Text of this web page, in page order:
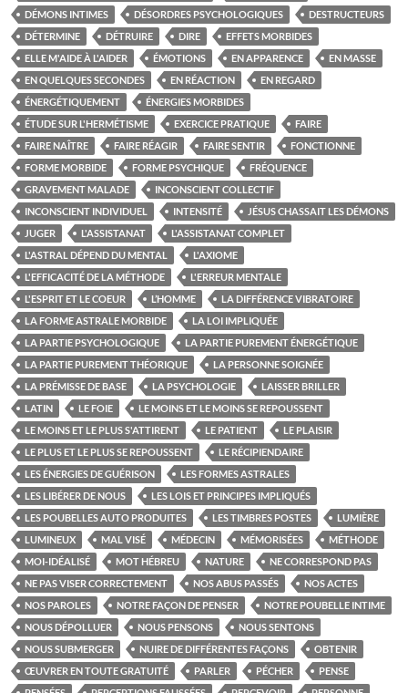
DÉMONS INTIMES DÉSORDRES PSYCHOLOGIQUES
DESTRUCTEURS
DÉTERMINE
DÉTRUIRE DIRE
EFFETS MORBIDES
ELLE M'AIDE À L'AIDER
ÉMOTIONS EN APPARENCE
EN MASSE
EN QUELQUES SECONDES
EN RÉACTION
EN REGARD
ÉNERGÉTIQUEMENT
ÉNERGIES MORBIDES
ÉTUDE SUR L'HERMÉTISME
EXERCICE PRATIQUE
FAIRE
FAIRE NAÎTRE
FAIRE RÉAGIR FAIRE SENTIR
FONCTIONNE
FORME MORBIDE
FORME PSYCHIQUE
FRÉQUENCE
GRAVEMENT MALADE
INCONSCIENT COLLECTIF
INCONSCIENT INDIVIDUEL
INTENSITÉ
JÉSUS CHASSAIT LES DÉMONS
JUGER
L'ASSISTANAT
L'ASSISTANAT COMPLET
L'ASTRAL DÉPEND DU MENTAL
L'AXIOME
L'EFFICACITÉ DE LA MÉTHODE
L'ERREUR MENTALE
L'ESPRIT ET LE COEUR
L’HOMME
LA DIFFÉRENCE VIBRATOIRE
LA FORME ASTRALE MORBIDE
LA LOI IMPLIQUÉE
LA PARTIE PSYCHOLOGIQUE
LA PARTIE PUREMENT ÉNERGÉTIQUE
LA PARTIE PUREMENT THÉORIQUE
LA PERSONNE SOIGNÉE
LA PRÉMISSE DE BASE
LA PSYCHOLOGIE
LAISSER BRILLER
LATIN
LE FOIE
LE MOINS ET LE MOINS SE REPOUSSENT
LE MOINS ET LE PLUS S'ATTIRENT
LE PATIENT
LE PLAISIR
LE PLUS ET LE PLUS SE REPOUSSENT
LE RÉCIPIENDAIRE
LES ÉNERGIES DE GUÉRISON
LES FORMES ASTRALES
LES LIBÉRER DE NOUS
LES LOIS ET PRINCIPES IMPLIQUÉS
LES POUBELLES AUTO PRODUITES
LES TIMBRES POSTES
LUMIÈRE
LUMINEUX
MAL VISÉ MÉDECIN MÉMORISÉES
MÉTHODE
MOI-IDÉALISÉ
MOT HÉBREU NATURE
NE CORRESPOND PAS
NE PAS VISER CORRECTEMENT
NOS ABUS PASSÉS
NOS ACTES
NOS PAROLES
NOTRE FAÇON DE PENSER
NOTRE POUBELLE INTIME
NOUS DÉPOLLUER
NOUS PENSONS
NOUS SENTONS
NOUS SUBMERGER
NUIRE DE DIFFÉRENTES FAÇONS
OBTENIR
ŒUVRER EN TOUTE GRATUITÉ
PARLER PÉCHER
PENSE